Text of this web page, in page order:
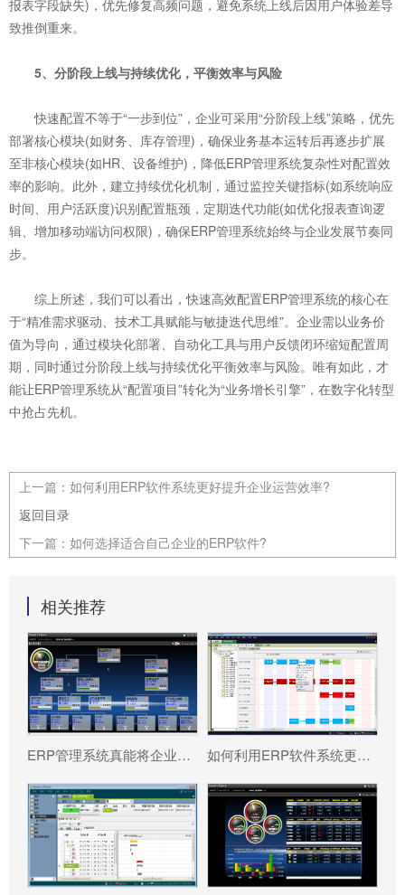
报表字段缺失)，优先修复高频问题，避免系统上线后因用户体验差导
致推倒重来。
5、分阶段上线与持续优化，平衡效率与风险
快速配置不等于“一步到位”，企业可采用“分阶段上线”策略，优先
部署核心模块(如财务、库存管理)，确保业务基本运转后再逐步扩展
至非核心模块(如HR、设备维护)，降低ERP管理系统复杂性对配置效
率的影响。此外，建立持续优化机制，通过监控关键指标(如系统响应
时间、用户活跃度)识别配置瓶颈，定期迭代功能(如优化报表查询逻
辑、增加移动端访问权限)，确保ERP管理系统始终与企业发展节奏同
步。
综上所述，我们可以看出，快速高效配置ERP管理系统的核心在
于“精准需求驱动、技术工具赋能与敏捷迭代思维”。企业需以业务价
值为导向，通过模块化部署、自动化工具与用户反馈闭环缩短配置周
期，同时通过分阶段上线与持续优化平衡效率与风险。唯有如此，才
能让ERP管理系统从“配置项目”转化为“业务增长引擎”，在数字化转型
中抢占先机。
上一篇： 如何利用ERP软件系统更好提升企业运营效率?
返回目录
下一篇： 如何选择适合自己企业的ERP软件?
相关推荐
ERP管理系统真能将企业数据转化为可执行决策吗? 如何利用ERP软件系统更好提升企业运营效率?